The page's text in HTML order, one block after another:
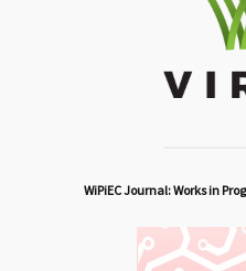
WiPiEC Journal: Works in